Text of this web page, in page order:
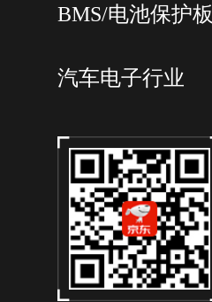
BMS/电池保护板
汽车电子行业